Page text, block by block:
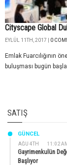
Cityscape Global
EYLÜL 11TH, 2017 | 0
Emlak Fuarcılığının
buluşması bugün
SATIŞ
AĞU 4TH 11:02
GÜNCEL
Gayrimenkulün
Başlıyor